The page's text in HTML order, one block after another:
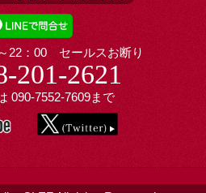
22：00 セールスお断り
201-2621
090-7552-7609まで